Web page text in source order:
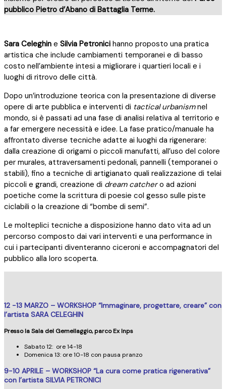
pubblico Pietro d’Abano di Battaglia Terme.
Sara Celeghin e Silvia Petronici hanno proposto una pratica
artistica che include cambiamenti temporanei e di basso
costo nell’ambiente intesi a migliorare i quartieri locali e i
luoghi di ritrovo delle città.
Dopo un’introduzione teorica con la presentazione di diverse
opere di arte pubblica e interventi di tactical urbanismnel
mondo, si è passati ad una fase di analisi relativa al territorio e
a far emergere necessità e idee. La fase pratico/manuale ha
affrontato diverse tecniche adatte ai luoghi da rigenerare:
dalla creazione di origami o piccoli manufatti, all’uso del colore
per murales, attraversamenti pedonali, pannelli (temporanei o
stabili), fino a tecniche di artigianato quali realizzazione di telai
piccoli e grandi, creazione di dream catchero ad azioni
poetiche come la scrittura di poesie col gesso sulle piste
ciclabili o la creazione di “bombe di semi”.
Le molteplici tecniche a disposizione hanno dato vita ad un
percorso composto dai vari interventi e una performance in
cui i partecipanti diventeranno ciceroni e accompagnatori del
pubblico alla loro scoperta.
12 -13 MARZO – WORKSHOP “Immaginare, progettare, creare” con
l’artista SARA CELEGHIN
Presso la Sala del Gemellaggio, parco Ex Inps
Sabato 12: ore 14-18
Domenica 13: ore 10-18 con pausa pranzo
9-10 APRILE – WORKSHOP “La cura come pratica rigenerativa”
con l’artista SILVIA PETRONICI